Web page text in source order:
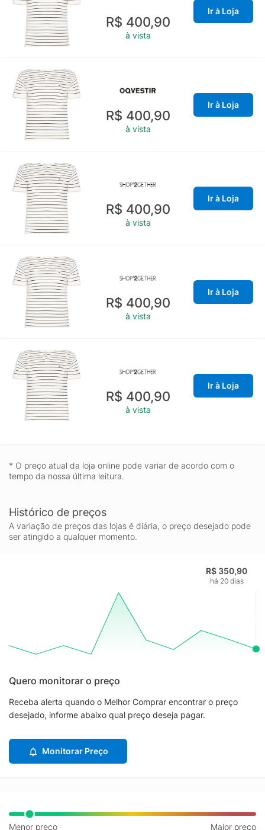
R$ 400,90
à vista
Ir à Loja
R$ 400,90
à vista
Ir à Loja
R$ 400,90
à vista
Ir à Loja
R$ 400,90
à vista
Ir à Loja
R$ 400,90
à vista
Ir à Loja
* O preço atual da loja online pode variar de acordo com o
tempo da nossa última leitura.
Histórico de preços
A variação de preços das lojas é diária, o preço desejado pode
ser atingido a qualquer momento.
R$ 350,90
há 20 dias
Quero monitorar o preço
Receba alerta quando o Melhor Comprar encontrar o preço
desejado, informe abaixo qual preço deseja pagar.
Monitorar Preço
Menor preço
Maior preço